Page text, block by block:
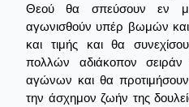
Θεού θα σπεύσουν εν
αγωνισθούν υπέρ βωμών και
και τιμής και θα
πολλών αδιάκοπον
αγώνων και θα
την άσχημον ζωήν της